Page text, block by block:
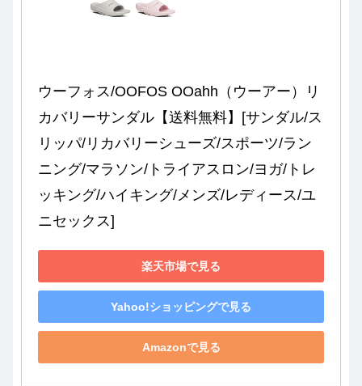
ウーフォス/OOFOS OOahh（ウーアー）リ
カバリーサンダル【送料無料】[サンダル/ス
リッパ/リカバリーシューズ/スポーツ/ラン
ニング/マラソン/トライアスロン/ヨガ/トレ
ッキング/ハイキング/メンズ/レディース/ユ
ニセックス]
楽天市場で見る
Yahoo!ショッピングで見る
Amazonで見る